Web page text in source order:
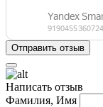
Написать отзыв
Фамилия, Имя